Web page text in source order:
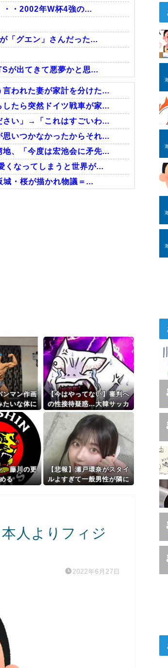
相互RSS
・・2002年W杯4強の...
「グエン」さんだった...
が出てきて悪夢かと思...
言われた妻が家計を分けた...
たら突然ドイツ戦車が家...
さい」→「これはすごいわ...
いつかなかったからそれ...
、「今度は宏池会に矛先...
くなってしまうと世界が...
・桜が描かれ物議＝...
ンマン作画
たいな体に
ｗｗ
【今はやってない】審判へ
の性接待疑惑…大韓サッカ
ー協会が声明「現在は一切
発生していない」
、藤川の更
る
【悲報】瀬戸環奈がスタイ
ルよすぎて一般男性が隣に
人よりフィジ
2022年6月27日